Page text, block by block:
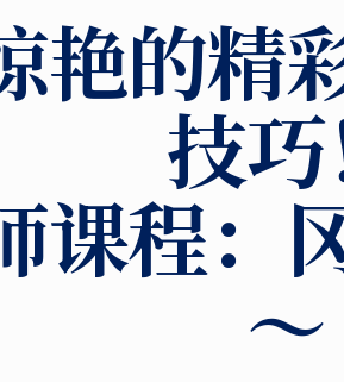
艳的精
技巧
课程：
～